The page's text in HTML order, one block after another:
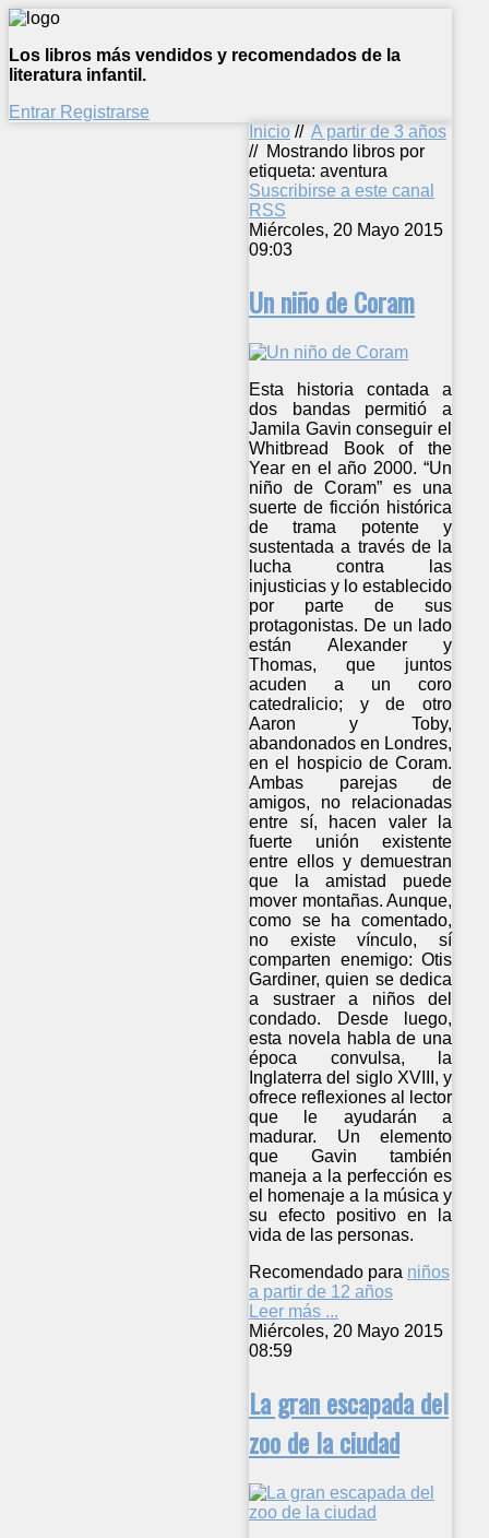
Los libros más vendidos y recomendados de la
literatura infantil.
Entrar Registrarse
Inicio // A partir de 3 años
// Mostrando libros por
etiqueta: aventura
Suscribirse a este canal
RSS
Miércoles, 20 Mayo 2015
09:03
Un niño de Coram
Esta historia contada a
dos bandas permitió a
Jamila Gavin conseguir el
Whitbread Book of the
Year en el año 2000. “Un
niño de Coram” es una
suerte de ficción histórica
de trama potente y
sustentada a través de la
lucha contra las
injusticias y lo establecido
por parte de sus
protagonistas. De un lado
están Alexander y
Thomas, que juntos
acuden a un coro
catedralicio; y de otro
Aaron y Toby,
abandonados en Londres,
en el hospicio de Coram.
Ambas parejas de
amigos, no relacionadas
entre sí, hacen valer la
fuerte unión existente
entre ellos y demuestran
que la amistad puede
mover montañas. Aunque,
como se ha comentado,
no existe vínculo, sí
comparten enemigo: Otis
Gardiner, quien se dedica
a sustraer a niños del
condado. Desde luego,
esta novela habla de una
época convulsa, la
Inglaterra del siglo XVIII, y
ofrece reflexiones al lector
que le ayudarán a
madurar. Un elemento
que Gavin también
maneja a la perfección es
el homenaje a la música y
su efecto positivo en la
vida de las personas.
Recomendado para niños
a partir de 12 años
Leer más ...
Miércoles, 20 Mayo 2015
08:59
La gran escapada del
zoo de la ciudad